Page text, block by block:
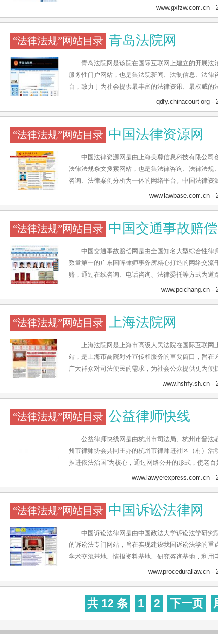
报道事实真相，以关注法制进程，关心民众疾苦为
姓提供阅读指南。广西法制网设置有新闻头条、综治
作的重要宣传阵地。
www.gxfzw.com.cn -
“法律法规”网站目录 青岛法院网
青岛法院网是该院在国际互联网上建立的开展法
服务性门户网站，也是集法院新闻、法制信息、法律
台，致力于为社会提供最丰富的法律资讯、最权威的
岛法院网目前设置有青岛法院、法院动态、审务公
论坛、法院文化、法律法规等主要栏目，旨在方便广
qdfy.chinacourt.org -
“法律法规”网站目录 中国法律资源网
中国法律资源网是由上海美尊信息科技有限公司
法律法规条文搜索网站，也是集法律咨询、法律法规
咨询、法律案例分析为一体的网络平台。中国法律资
法动态、法界新闻、法制评论、学术交流、法律产
询、新案传真、法律人天地、会员之窗等主要板块和
www.lawbase.com.cn -
“法律法规”网站目录 中国交通事故赔
中国交通事故赔偿网是由全国知名大型综合性律
数量第一的广东国晖律师事务所精心打造的网络交流
赔，通过在线咨询、电话咨询、法律委托等方式为道
理中遇到的诸多烦恼，为受害人节省不必要的支出
益。中国交通事故赔偿网现由法律咨询、交通阅读、
等主要栏目组成，同时还提供事故处理、事故赔偿、
交通肇事、事故认定、保险理赔、热门专题、免费法
突出，栏目设置人性化，通过丰富的内容和完备的
www.peichang.cn -
“法律法规”网站目录 上海法院网
上海法院网是上海市高级人民法院在国际互联网
站，是上海市高院对外宣传和服务的重要窗口，旨在
广大群众对司法便民的需求，为社会公众提供更为便
海三级法院的各类审判和工作信息，通过法院新闻
栏目，大力宣传上海法院的工作亮点和队伍形象，力
目，以及法院新闻、图片新闻、案件速递、院长介绍
地、案例研判、摄影绘画等数十个二级栏目， 重点
动性、共享性”五大特点，大力保障民众对司法活动
威。
www.hshfy.sh.cn -
“法律法规”网站目录 公益律师快线
公益律师快线网是由杭州市司法局、杭州市普法
州市律师协会共同主办的杭州市律师进社区（村）活
推进依法治国”为核心，通过网络公开的形式，使老
驻点”律师值班时间等相关情况，找到律师，寻求帮
所有社区（村）律师可以合理利用值班时间，在线解
遗憾。公益律师快线网目前设置有概况、值班时间、
网上咨询、律师讲堂、典型案例、网上调查等主要栏
以随时找到网上公益律师免费寻求帮助。
www.lawyerexpress.com.cn -
“法律法规”网站目录 中国诉讼法律网
中国诉讼法律网是由中国政法大学诉讼法学研究
的诉讼法专门网站，旨在实现建设我国诉讼法学的重
学术交流基地、情报资料基地、研究咨询基地，利用
讼法学、证据法学研究，引导和促进我国诉讼法学
流，为我国法制建设和司法改革建言献策。中国诉讼
术档案、图书资料、法律学人、法律法规、外国法
www.procedurallaw.cn -
共 12 条 1 2 下一页